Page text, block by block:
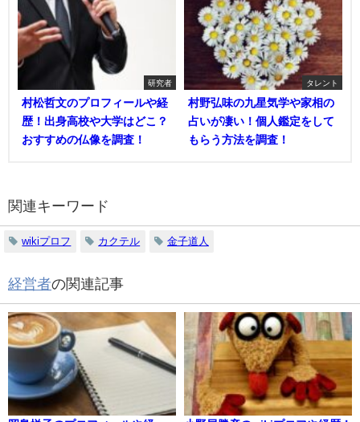
研究者
村松哲文のプロフィールや経
歴！出身高校や大学はどこ？
おすすめの仏像を調査！
タレント
村野弘味の九星気学や家相の
占いが凄い！個人鑑定をして
もらう方法を調査！
関連キーワード
wikiプロフ カクテル 金子道人
経営者の関連記事